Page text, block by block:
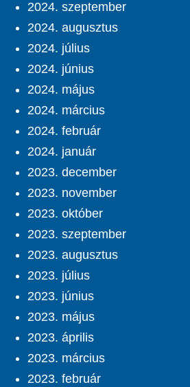
2024. szeptember
2024. augusztus
2024. július
2024. június
2024. május
2024. március
2024. február
2024. január
2023. december
2023. november
2023. október
2023. szeptember
2023. augusztus
2023. július
2023. június
2023. május
2023. április
2023. március
2023. február